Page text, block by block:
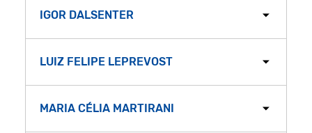
IGOR DALSENTER
LUIZ FELIPE LEPREVOST
MARIA CÉLIA MARTIRANI